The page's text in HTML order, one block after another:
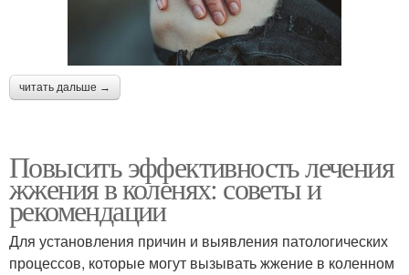
читать дальше →
Повысить эффективность лечения
жжения в коленях: советы и
рекомендации
Для установления причин и выявления патологических
процессов, которые могут вызывать жжение в коленном